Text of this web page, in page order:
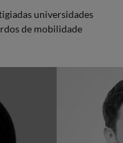
universidades
de mobilidade